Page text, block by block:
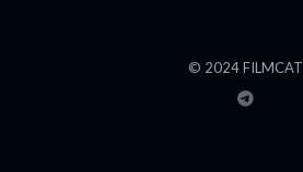
© 2024 FILMCAT